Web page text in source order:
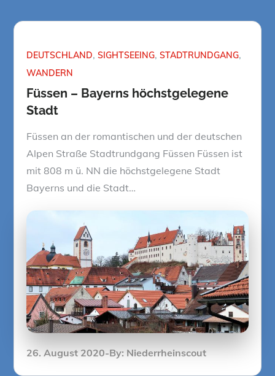
DEUTSCHLAND SIGHTSEEING STADTRUNDGANG
WANDERN
Füssen – Bayerns höchstgelegene
Stadt
Füssen an der romantischen und der deutschen
Alpen Straße Stadtrundgang Füssen Füssen ist
mit 808 m ü. NN die höchstgelegene Stadt
Bayerns und die Stadt…
Posted
26. August 2020 By: Niederrheinscout